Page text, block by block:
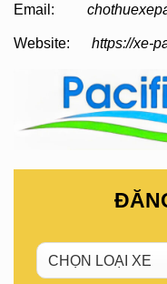
Email:
Website: https://xe-